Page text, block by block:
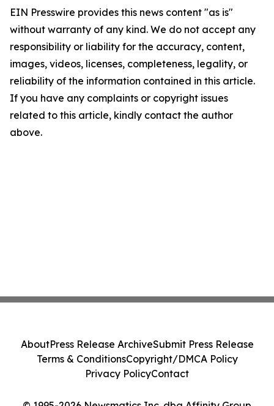
EIN Presswire provides this news content "as is"
without warranty of any kind. We do not accept any
responsibility or liability for the accuracy, content,
images, videos, licenses, completeness, legality, or
reliability of the information contained in this article.
If you have any complaints or copyright issues
related to this article, kindly contact the author
above.
AboutPress Release ArchiveSubmit Press Release
Terms & ConditionsCopyright/DMCA Policy
Privacy PolicyContact